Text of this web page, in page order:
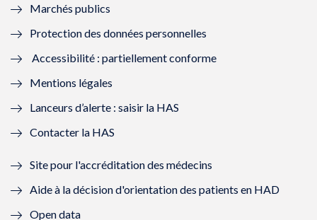
n
ê
t
r
e
)
n
ê
r
)
ê
t
e
ê
)
Marchés publics
Protection des données personnelles
Accessibilité : partiellement conforme
Mentions légales
Lanceurs d’alerte : saisir la HAS
Contacter la HAS
Site pour l'accréditation des médecins
Aide à la décision d'orientation des patients en HAD
Open data